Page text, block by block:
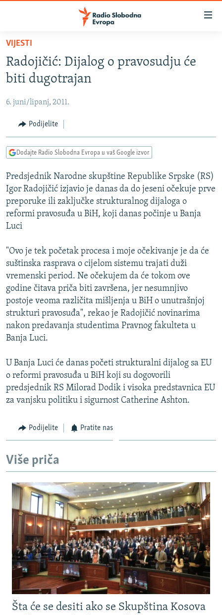
Pređite
glavni
sadržaj
na
navigaciju
Pređite
na
VIJESTI
BOSNA I HERCEGOVINA
KOSOVO
CRNA GORA
VIDEO
FOTOGALERIJE
INFOGRAFIKE
PODCASTI
RAT U UKRAJINI
KINA NA BALKANU
RSE PRIČE IZ SVIJETA
ISPRIČAJ MI
DNEVNO@RSE
SPECIJALI RSE
VIŠE OD NASLOVA
GENOCID U SREBRENICI
POPLAVE I KLIZIŠTA U BIH 2024.
TV LIBERTY
POST SCRIPTUM
MOJA EVROPA
TRI DECENIJE OD RATA U BIH
NASTANAK I RASPAD JUGOSLAVIJE
PRATITE NAS
Sve RFE/RL stranice
VIJESTI
Radojičić: Dijalog o pravosudju će
biti dugotrajan
6. juni/lipanj, 2011.
Podijelite
Dodajte Radio Slobodna Evropa u vaš Google izvor
Predsjednik Narodne skupštine Republike Srpske (RS)
Igor Radojičić izjavio je danas da do jeseni očekuje prve
preporuke ili zaključke strukturalnog dijaloga o
reformi pravosuđa u BiH, koji danas počinje u Banja
Luci
"Ovo je tek početak procesa i moje očekivanje je da će
suštinska rasprava o cijelom sistemu trajati duži
vremenski period. Ne očekujem da će tokom ove
godine čitava priča biti završena, jer nesumnjivo
postoje veoma različita mišljenja u BiH o unutrašnjoj
strukturi pravosuđa", rekao je Radojičić novinarima
nakon predavanja studentima Pravnog fakulteta u
Banja Luci.
U Banja Luci će danas početi strukturalni dijalog sa EU
o reformi pravosuđa u BiH koji su dogovorili
predsjednik RS Milorad Dodik i visoka predstavnica EU
za vanjsku politiku i sigurnost Catherine Ashton.
Podijelite Pratite nas
Više priča
Šta će se desiti ako se Skupština Kosova